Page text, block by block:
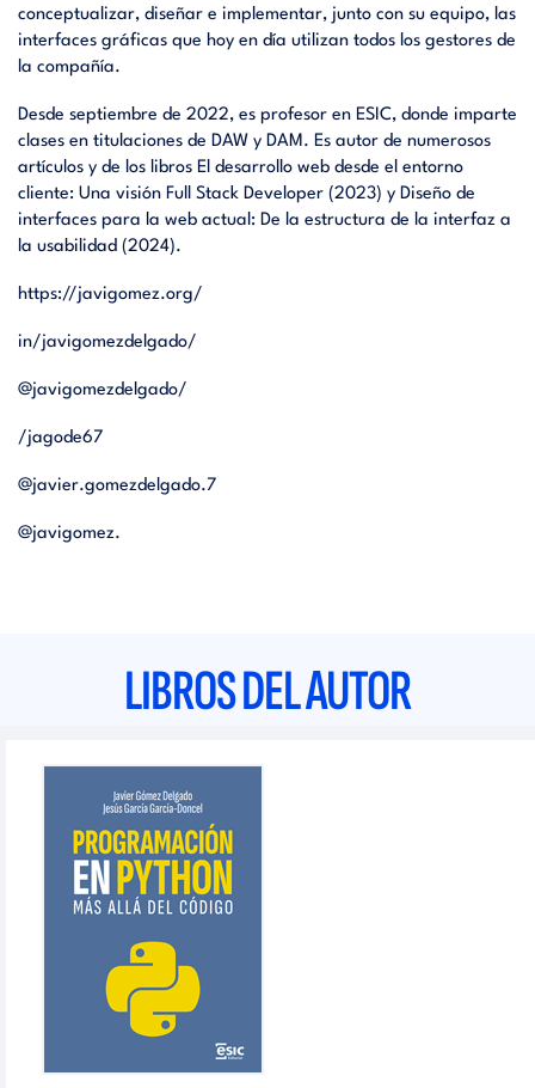
conceptualizar, diseñar e implementar, junto con su equipo, las
interfaces gráficas que hoy en día utilizan todos los gestores de
la compañía.
Desde septiembre de 2022, es profesor en ESIC, donde imparte
clases en titulaciones de DAW y DAM. Es autor de numerosos
artículos y de los libros El desarrollo web desde el entorno
cliente: Una visión Full Stack Developer (2023) y Diseño de
interfaces para la web actual: De la estructura de la interfaz a
la usabilidad (2024).
https://javigomez.org/
in/javigomezdelgado/
@javigomezdelgado/
/jagode67
@javier.gomezdelgado.7
@javigomez.
LIBROS DEL AUTOR